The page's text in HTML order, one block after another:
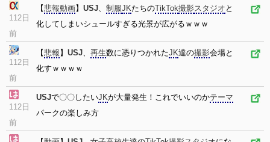
112日
前
【悲報動画】 USJ、 制服JKたちのTikTok撮影スタジオ と
化してしまいシュールすぎる光景が広がるｗｗｗ
112日
前
【悲報 】 USJ、 再生数に憑りつかれたJK達の撮影会場と
化すｗｗｗｗ
112日
前
USJで〇〇したいJKが大量発生！これでいいのかテーマ
パークの楽しみ方